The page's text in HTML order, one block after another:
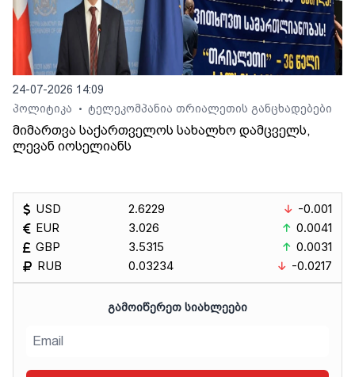
24-07-2026 14:09
პოლიტიკა
• ტელეკომპანია თრიალეთის განცხადებები
მიმართვა საქართველოს სახალხო დამცველს,
ლევან იოსელიანს
USD
EUR
GBP
RUB
2.6229
3.026
3.5315
0.03234
-0.001
0.0041
0.0031
-0.0217
ᲒᲐᲛᲝᲘᲬᲔᲠᲔᲗ ᲡᲘᲐᲮᲚᲔᲔᲑᲘ